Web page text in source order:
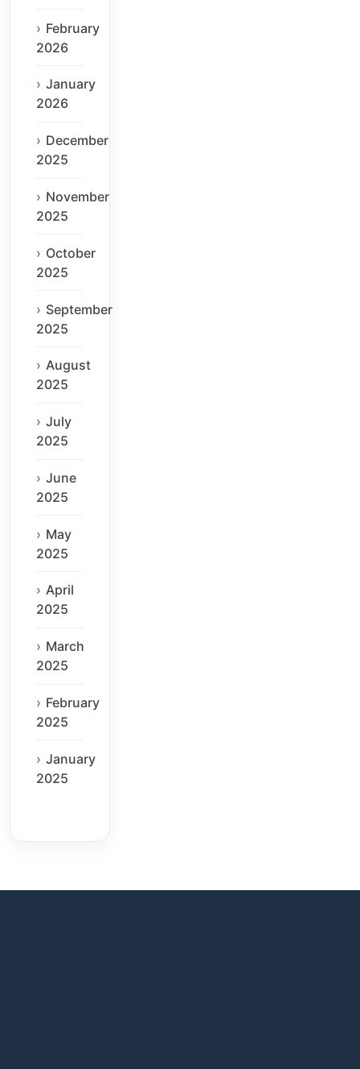
February
2026
January
2026
December
2025
November
2025
October
2025
September
2025
August
2025
July
2025
June
2025
May
2025
April
2025
March
2025
February
2025
January
2025